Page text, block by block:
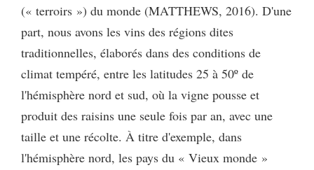
(« terroirs ») du monde (MATTHEWS, 2016). D'une
part, nous avons les vins des régions dites
traditionnelles, élaborés dans des conditions de
climat tempéré, entre les latitudes 25 à 50º de
l'hémisphère nord et sud, où la vigne pousse et
produit des raisins une seule fois par an, avec une
taille et une récolte. À titre d'exemple, dans
l'hémisphère nord, les pays du « Vieux monde »